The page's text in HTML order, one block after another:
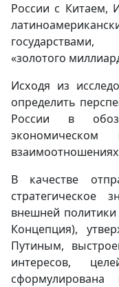
России с Китаем,
«золотого
Исходя из
определить
России в
В качестве
стратегическое
внешней
Концепция),
Путиным,
интересов,
сформулирована